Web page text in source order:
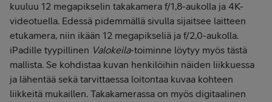
kuuluu 12 megapikselin takakamera f/1,8-aukolla ja 4K-
videotuella. Edessä pidemmällä sivulla sijaitsee laitteen
etukamera, niin ikään 12 megapikseliä ja f/2,0-aukolla.
iPadille tyypillinen Valokeila-toiminne löytyy myös tästä
mallista. Se kohdistaa kuvan henkilöihin näiden liikkuessa
ja lähentää sekä tarvittaessa loitontaa kuvaa kohteen
liikkeitä mukaillen. Takakamerassa on myös digitaalinen